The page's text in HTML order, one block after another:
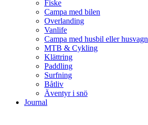
Fiske
Campa med bilen
Overlanding
Vanlife
Campa med husbil eller husvagn
MTB & Cykling
Klättring
Paddling
Surfning
Båtliv
Äventyr i snö
Journal